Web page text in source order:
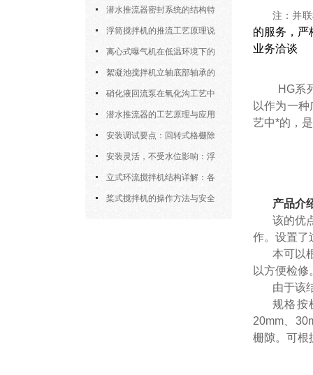
潜水推流器密封系统的结构特
点与渗漏故障处理
浮筒搅拌机的推流工艺原理说
明 离心式曝气机在低温环境下的
运行特性与防冻措施
絮凝池搅拌机立轴底部轴承的
密封防水与免维护设计
硝化液回流泵在氧化沟工艺中
的布置位置对回流效果的影响
潜水推流器的工艺原理与应用
逻辑安装调试要点：回转式格栅除
污机的土建配合要求与水平度校准
安装灵活，不受水位影响：浮
筒式曝气机的结构优势与适用场景
立式环流搅拌机结构详解：各
部件的功能与协同
桨式搅拌机的操作方法与安全
注：并
的服务，严
业务洽谈
HG系列
以作为一
艺中*的，
产品介
该的优
作。设置了
本可以
以方便检
由于该
规格按
20mm、
栅隙。可根